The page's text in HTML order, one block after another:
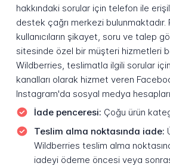
hakkındaki sorular için telefon ile
destek çağrı merkezi bulunmaktadır.
kullanıcıların şikayet, soru ve talep
sitesinde özel bir müşteri hizmetleri
Wildberries, teslimatla ilgili sorular
kanalları olarak hizmet veren
Instagram'da sosyal medya
İade penceresi: Çoğu ürün
Teslim alma noktasında iade:
Wildberries teslim alma
iadeyi ödeme öncesi veya